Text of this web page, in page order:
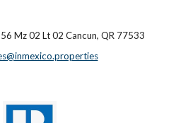
Mz 02 Lt 02 Cancun, QR 77533